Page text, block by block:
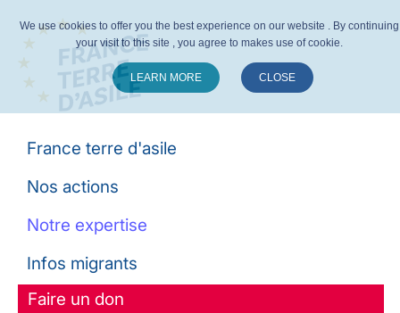
France terre d'asile
Nos actions
Notre expertise
Infos migrants
Faire un don
We use cookies to offer you the best experience on our website . By continuing
your visit to this site , you agree to makes use of cookie.
LEARN MORE CLOSE